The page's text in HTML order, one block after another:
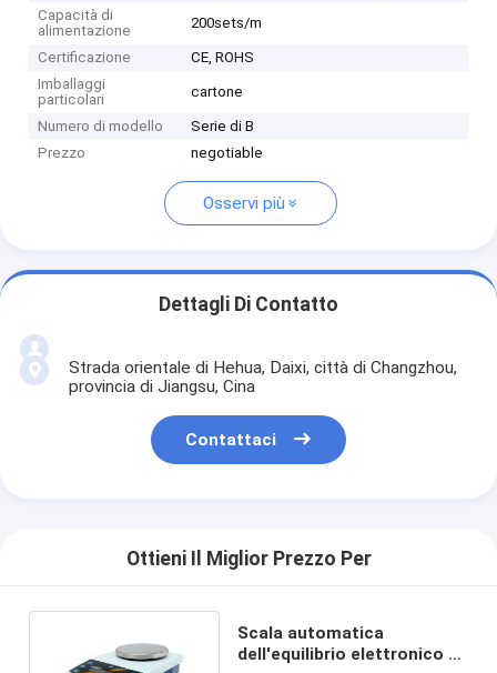
Capacità di
alimentazione
200sets/m
Certificazione
CE, ROHS
Imballaggi
particolari
cartone
Numero di modello
Serie di B
Prezzo
negotiable
Osservi più
Dettagli Di Contatto
Strada orientale di Hehua, Daixi, città di Changzhou,
provincia di Jiangsu, Cina
Contattaci
Ottieni Il Miglior Prezzo Per
Scala automatica
dell'equilibrio elettronico di